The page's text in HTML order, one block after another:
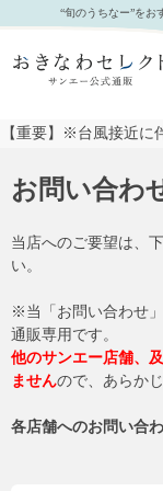
“旬のうちなー”を
【重要】※台風接近に
お問い合わ
当店へのご要望は、
い。
※当「お問い合わせ
通販専用です。
他のサンエー店舗、
ませんので、あらか
各店舗へのお問い合